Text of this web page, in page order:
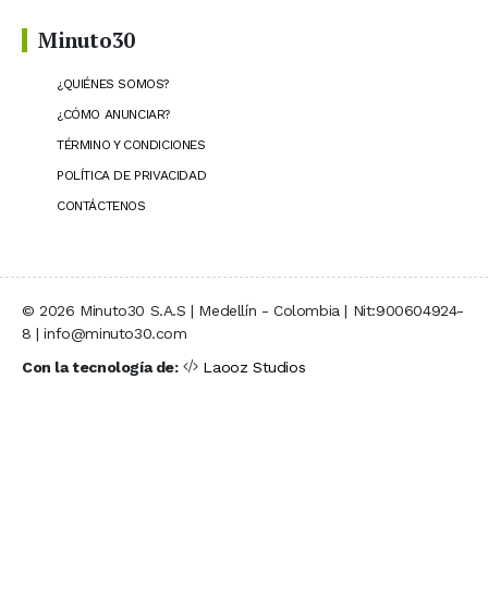
Minuto30
¿QUIÉNES SOMOS?
¿CÓMO ANUNCIAR?
TÉRMINO Y CONDICIONES
POLÍTICA DE PRIVACIDAD
CONTÁCTENOS
© 2026 Minuto30 S.A.S | Medellín - Colombia | Nit:900604924-
8 | info@minuto30.com
Con la tecnología de:
Laooz Studios